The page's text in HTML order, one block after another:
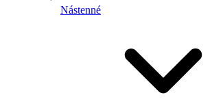
Nástenné